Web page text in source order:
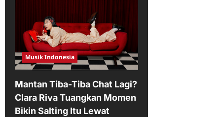
Musik Indonesia
Mantan Tiba-Tiba Chat Lagi?
Clara Riva Tuangkan Momen
Bikin Salting Itu Lewat